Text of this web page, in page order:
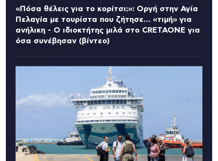
«Πόσα θέλεις για το κορίτσι;»: Οργή στην Αγία
Πελαγία με τουρίστα που ζήτησε… «τιμή» για
ανήλικη - Ο ιδιοκτήτης μιλά στο CRETAONE για
όσα συνέβησαν (βίντεο)